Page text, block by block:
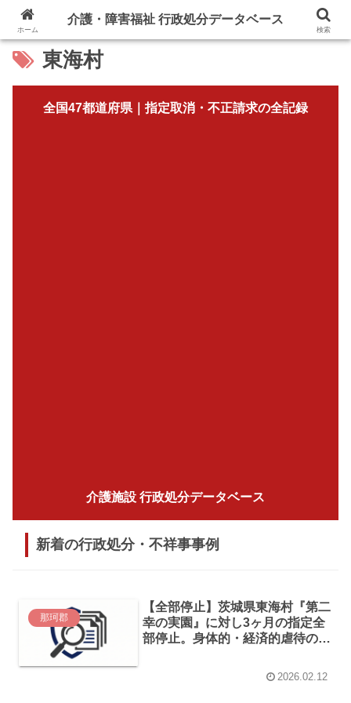
東海村
全国47都道府県｜指定取消・不正請求の全記録
介護施設 行政処分データベース
新着の行政処分・不祥事事例
那珂郡
【全部停止】茨城県東海村『第二
幸の実園』に対し3ヶ月の指定全
部停止。身体的・経済的虐待の
2026.02.12
ホーム
介護・障害福祉 行政処分データベース
検索